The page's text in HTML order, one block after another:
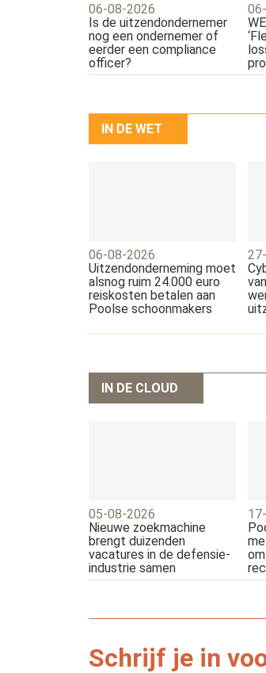
Schrijf je in
06-08-2026
Is de uitzendondernemer
nog een ondernemer of
eerder een compliance
officer?
IN DE WET
06-08-2026
Uitzendonderneming moet
alsnog ruim 24.000 euro
reiskosten betalen aan
Poolse schoonmakers
IN DE CLOUD
05-08-2026
Nieuwe zoekmachine
brengt duizenden
vacatures in de defensie-
industrie samen